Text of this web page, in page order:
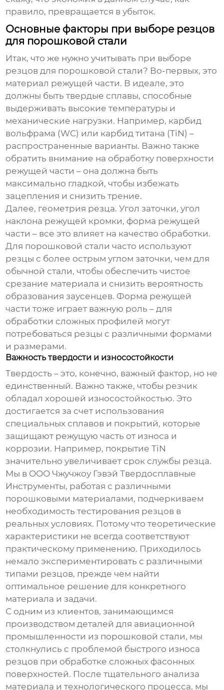
правило, превращается в убыток.
Основные факторы при выборе резцов
для порошковой стали
Итак, что же нужно учитывать при выборе
резцов для порошковой стали? Во-первых, это
материал режущей части. В идеале, это
должны быть твердые сплавы, способные
выдерживать высокие температуры и
механические нагрузки. Например, карбид
вольфрама (WC) или карбид титана (TiN) –
распространенные варианты. Важно также
обратить внимание на обработку поверхности
режущей части – она должна быть
максимально гладкой, чтобы избежать
зацепления и снизить трение.
Далее, геометрия резца. Угол заточки, угол
наклона режущей кромки, форма режущей
части – все это влияет на качество обработки.
Для порошковой стали часто используют
резцы с более острым углом заточки, чем для
обычной стали, чтобы обеспечить чистое
срезание материала и снизить вероятность
образования заусенцев. Форма режущей
части тоже играет важную роль – для
обработки сложных профилей могут
потребоваться резцы с различными формами
и размерами.
Важность твердости и износостойкости
Твердость – это, конечно, важный фактор, но не
единственный. Важно также, чтобы резчик
обладал хорошей износостойкостью. Это
достигается за счет использования
специальных сплавов и покрытий, которые
защищают режущую часть от износа и
коррозии. Например, покрытие TiN
значительно увеличивает срок службы резца.
Мы в ООО Чжучжоу Гэвэй Твердосплавные
Инструменты, работая с различными
порошковыми материалами, подчеркиваем
необходимость тестирования резцов в
реальных условиях. Потому что теоретические
характеристики не всегда соответствуют
практическому применению. Приходилось
немало экспериментировать с различными
типами резцов, прежде чем найти
оптимальное решение для конкретного
материала и задачи.
С одним из клиентов, занимающимся
производством деталей для авиационной
промышленности из порошковой стали, мы
столкнулись с проблемой быстрого износа
резцов при обработке сложных фасонных
поверхностей. После тщательного анализа
материала и технологического процесса, мы